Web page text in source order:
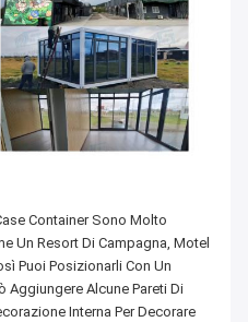
Container Sono Molto
Un Resort Di Campagna, Motel
Puoi Posizionarli Con Un
Aggiungere Alcune Pareti Di
Interna Per Decorare